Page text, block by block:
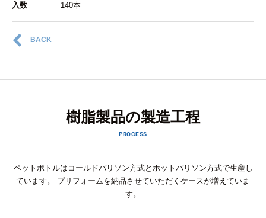
入数 140本
BACK
樹脂製品の製造工程
PROCESS
ペットボトルはコールドパリソン方式とホットパリソン方式で生産し
ています。
プリフォームを納品させていただくケースが増えていま
す。